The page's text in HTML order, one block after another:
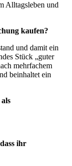
Alltagsleben und
kaufen?
und damit ein
Stück „guter
mehrfachem
beinhaltet ein
ihr